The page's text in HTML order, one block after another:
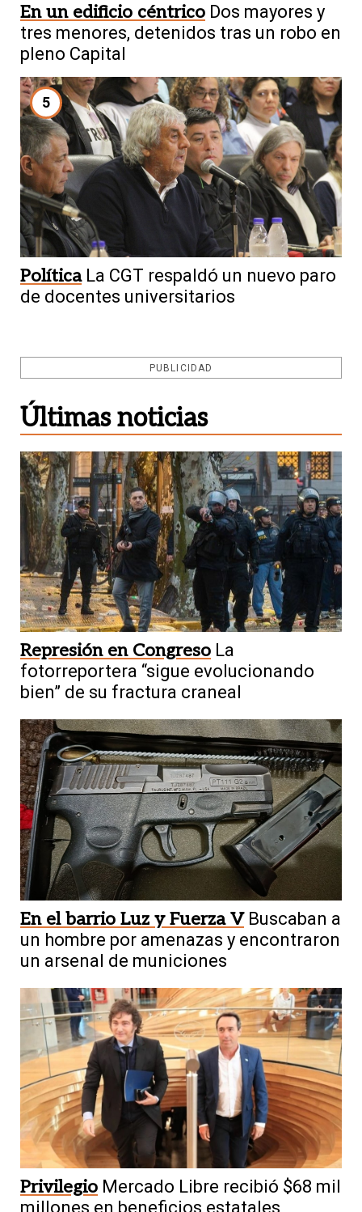
En un edificio céntrico Dos mayores y
tres menores, detenidos tras un robo en
pleno Capital
5
Política La CGT respaldó un nuevo paro
de docentes universitarios
PUBLICIDAD
Últimas noticias
Represión en Congreso La
fotorreportera “sigue evolucionando
bien” de su fractura craneal
En el barrio Luz y Fuerza V Buscaban a
un hombre por amenazas y encontraron
un arsenal de municiones
Privilegio Mercado Libre recibió $68 mil
millones en beneficios estatales